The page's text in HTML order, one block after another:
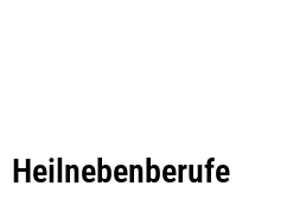
Heilnebenberufe